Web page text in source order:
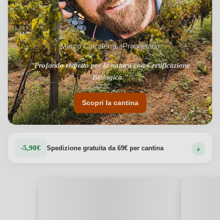
Marco Calcaterra · Proprietario
"Profondo rispetto per la natura con Certificazione
Biologica."
Scopri la cantina
-5,90€ Spedizione gratuita da 69€ per cantina